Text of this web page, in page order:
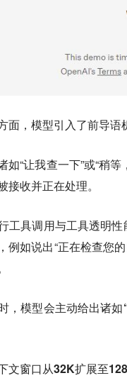
面， 模型引入了前导语
如“让我查一下”或“稍
收并正在处理。
工具调用与工具透明
例如说出“正在检查您
，模型会主动给出诸
文窗口从32K扩展至